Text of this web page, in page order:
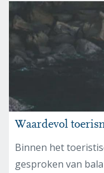
Waardevol
Binnen het
gesproken van